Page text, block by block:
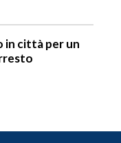
in città per un